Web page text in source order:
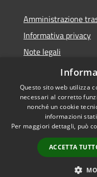
Amministrazione
Informativa privacy
Note legali
Dichiarazione di
Accessibilità
Questo sito web utilizza
necessari al corretto
nonché un cookie
informazioni
Per maggiori dettagli, può
ACCETTA